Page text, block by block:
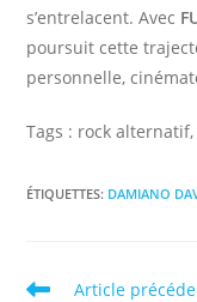
s’entrelacent. Avec
poursuit cette
personnelle,
Tags : rock alternatif,
ÉTIQUETTES: DAMIANO
Read
Article